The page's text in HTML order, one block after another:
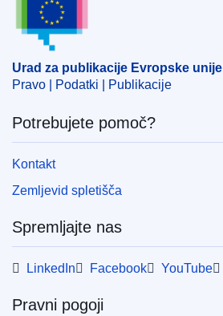
Urad za publikacije Evropske unije
Pravo | Podatki | Publikacije
Potrebujete pomoč?
Kontakt
Zemljevid spletišča
Spremljajte nas
LinkedIn Facebook YouTube
Pravni pogoji